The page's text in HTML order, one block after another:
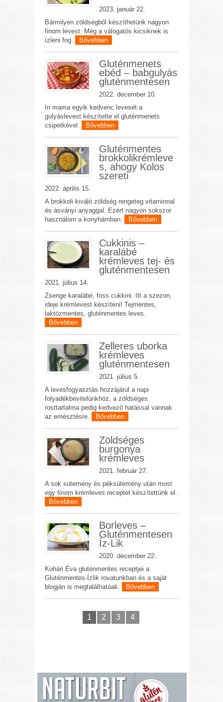
2023. január 22.
Bármilyen zöldségből készíthetünk nagyon
finom levest. Még a válogatós kicsiknek is
ízleni fog.
Bővebben
Gluténmenets
ebéd – babgulyás
gluténmentesen
2022. december 10.
Iri mama egyik kedvenc levesét a
gulyáslevest készítette el gluténmenets
csipetkével.
Bővebben
Gluténmentes
brokkolikrémleve
s, ahogy Kolos
szereti
2022. április 15.
A brokkoli kiváló zöldség rengeteg vitaminnal
és ásványi anyaggal. Ezért nagyon sokszor
használom a konyhámban.
Bővebben
Cukkinis –
karalábé
krémleves tej- és
gluténmentesen
2021. július 14.
Zsenge karalábé, friss cukkini. Itt a szezon,
ideje krémlevest készíteni! Tejmentes,
laktózmentes, gluténmentes leves.
Bővebben
Zelleres uborka
krémleves
gluténmentesen
2021. július 5.
A levesfogyasztás hozzájárul a napi
folyadékbevitelünkhöz, a zöldséges
rosttartalma pedig kedvező hatással vannak
az emésztésre.
Bővebben
Zöldséges
burgonya
krémleves
2021. február 27.
A sok sütemény és péksütemény után most
egy finom krémleves receptet készítettünk el.
Bővebben
Borleves –
Gluténmentesen
Íz-Lik
2020. december 22.
Kohári Éva gluténmentes receptjei a
Gluténmentes-Ízlik rovatunkban és a saját
blogján is megtalálhatóak.
Bővebben
1 2 3 4